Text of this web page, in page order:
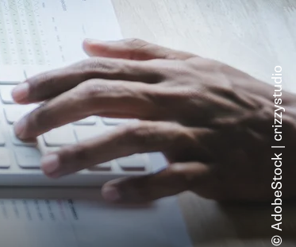
© AdobeStock | crizzystudio